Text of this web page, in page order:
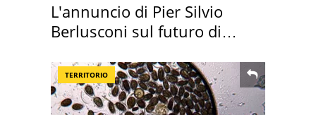
L'annuncio di Pier Silvio
Berlusconi sul futuro di
TERRITORIO